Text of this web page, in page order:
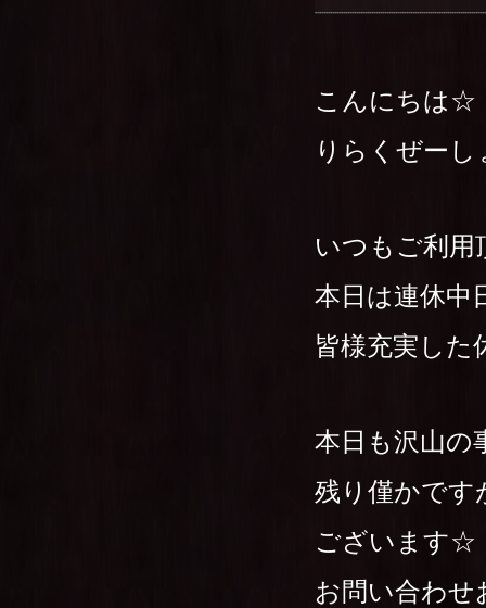
こんにちは☆
りらくぜー
いつもご利用
本日は連休
皆様充実した
本日も沢山の
残り僅かです
ございます☆
お問い合わせ